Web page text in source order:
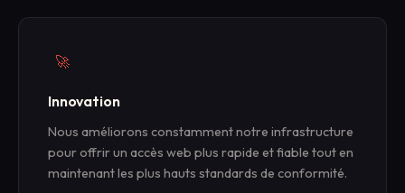
🚀
Innovation
Nous améliorons constamment notre infrastructure
pour offrir un accès web plus rapide et fiable tout en
maintenant les plus hauts standards de conformité.